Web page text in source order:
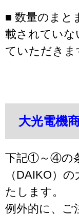
■ 数量のまと
載されていな
ていただきま
大光電機
下記①～④の
（DAIKO）
たします。
例外的に、ご